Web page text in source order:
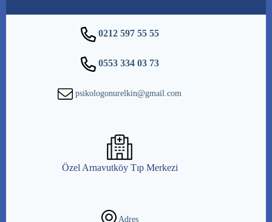
0212 597 55 55
0553 334 03 73
psikologonurelkin@gmail.com
Özel Arnavutköy Tıp Merkezi
Adres